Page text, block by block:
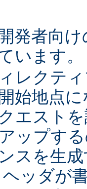
発者向
います
レクテ
始地点
エスト
ップす
スを生
ッダが